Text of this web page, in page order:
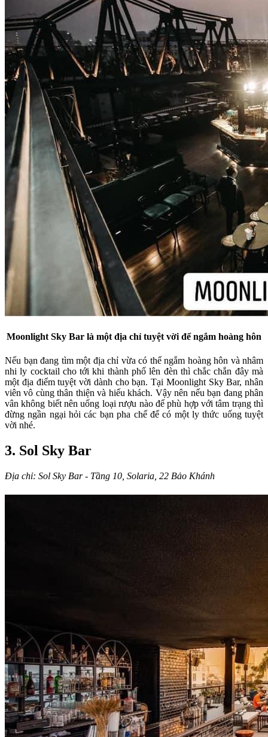
Moonlight Sky Bar là một địa chỉ tuyệt vời để ngắm hoàng hôn
Nếu bạn đang tìm một địa chỉ vừa có thể ngắm hoàng hôn và nhâm
nhi ly cocktail cho tới khi thành phố lên đèn thì chắc chắn đây mà
một địa điểm tuyệt vời dành cho bạn. Tại Moonlight Sky Bar, nhân
viên vô cùng thân thiện và hiếu khách. Vậy nên nếu bạn đang phân
vân không biết nên uống loại rượu nào để phù hợp với tâm trạng thì
đừng ngần ngại hỏi các bạn pha chế để có một ly thức uống tuyệt
vời nhé.
3. Sol Sky Bar
Địa chỉ: Sol Sky Bar - Tầng 10, Solaria, 22 Bảo Khánh